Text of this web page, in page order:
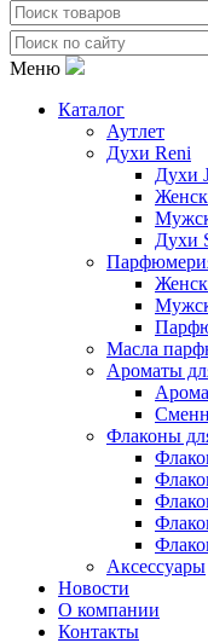
Меню
Каталог
Аутлет
Духи Reni
Духи
Духи
Масла
Ароматы
Флаконы
Аксессуары
Новости
О компании
Контакты